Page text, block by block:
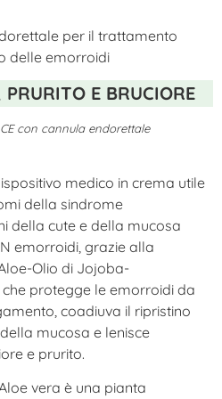
per il trattamento
delle emorroidi
E BRUCIORE
con cannula endorettale
medico in crema utile
della sindrome
della cute e della mucosa
emorroidi, grazie alla
Olio di Jojoba-
protegge le emorroidi da
coadiuva il ripristino
mucosa e lenisce
e prurito.
vera è una pianta